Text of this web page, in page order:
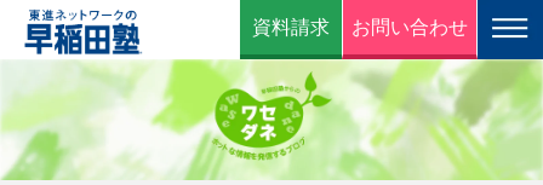
資料請求 お問い合わせ